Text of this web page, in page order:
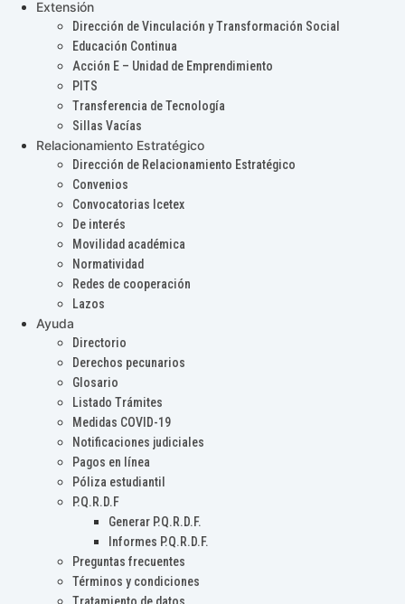
Extensión
Dirección de Vinculación y Transformación Social
Educación Continua
Acción E – Unidad de Emprendimiento
PITS
Transferencia de Tecnología
Sillas Vacías
Relacionamiento Estratégico
Dirección de Relacionamiento Estratégico
Convenios
Convocatorias Icetex
De interés
Movilidad académica
Normatividad
Redes de cooperación
Lazos
Ayuda
Directorio
Derechos pecunarios
Glosario
Listado Trámites
Medidas COVID-19
Notificaciones judiciales
Pagos en línea
Póliza estudiantil
P.Q.R.D.F
Generar P.Q.R.D.F.
Informes P.Q.R.D.F.
Preguntas frecuentes
Términos y condiciones